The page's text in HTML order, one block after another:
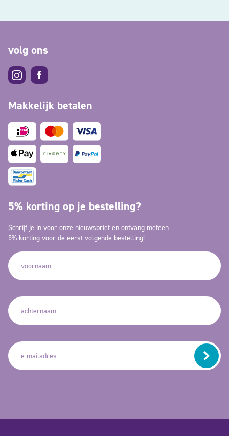
volg ons
Makkelijk betalen
5% korting op je bestelling?
Schrijf je in voor onze nieuwsbrief en ontvang meteen
5% korting voor de eerst volgende bestelling!